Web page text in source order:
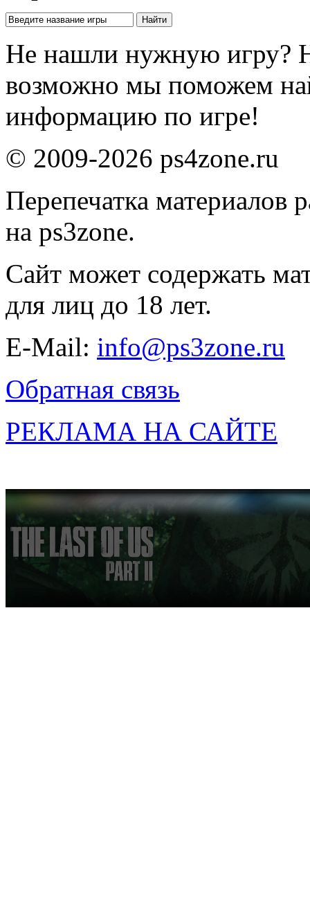
Не нашли нужную игру?
возможно мы поможем
информацию по игре!
© 2009-2026 ps4zone.ru
Перепечатка материалов
на ps3zone.
Сайт может содержать
для лиц до 18 лет.
E-Mail: info@ps3zone.ru
Обратная связь
РЕКЛАМА НА САЙТЕ